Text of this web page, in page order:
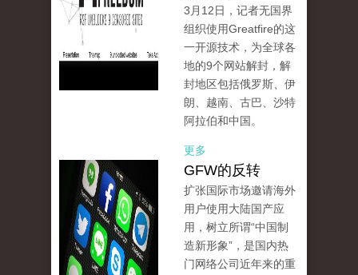
3月12日，记者无国界
组织使用Greatfire的这
一开源技术，为全球各
地的9个网站解封，解
封地区包括俄罗斯、伊
朗、越南、古巴、沙特
阿拉伯和中国。
更多
GFW的反转
扩张国际市场邀请海外
用户使用大陆国产应
用，树立所谓“中国制
造新形象”，是国内热
门网络公司近年来的重